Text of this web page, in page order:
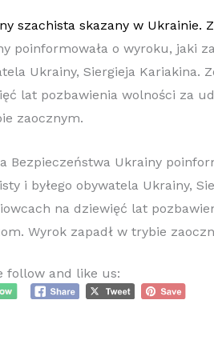
poinformowała o wyroku, jaki
Ukrainy, Siergieja Kariakina.
lat pozbawienia wolności za
zaocznym.
Bezpieczeństwa Ukrainy
i byłego obywatela Ukrainy,
na dziewięć lat
Wyrok zapadł w trybie
follow and like us: